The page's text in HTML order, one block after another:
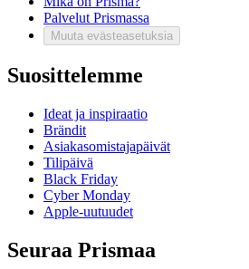
Palvelut Prismassa
Muuta evästeasetuksia
Suosittelemme
Ideat ja inspiraatio
Brändit
Asiakasomistajapäivät
Tilipäivä
Black Friday
Cyber Monday
Apple-uutuudet
Seuraa Prismaa